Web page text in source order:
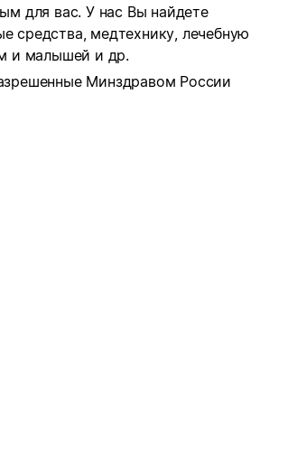
для вас. У нас Вы найдете
средства, медтехнику, лечебную
и малышей и др.
Минздравом России